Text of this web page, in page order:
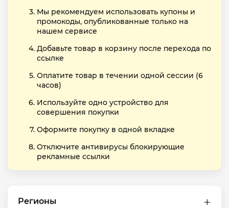
Мы рекомендуем использовать купоны и
промокоды, опубликованные только на
нашем сервисе
Добавьте товар в корзину после перехода по
ссылке
Оплатите товар в течении одной сессии (6
часов)
Используйте одно устройство для
совершения покупки
Оформите покупку в одной вкладке
Отключите антивирусы блокирующие
рекламные ссылки
Регионы